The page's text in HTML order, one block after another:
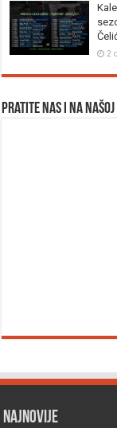
2
Pratite nas i na
Najnovije